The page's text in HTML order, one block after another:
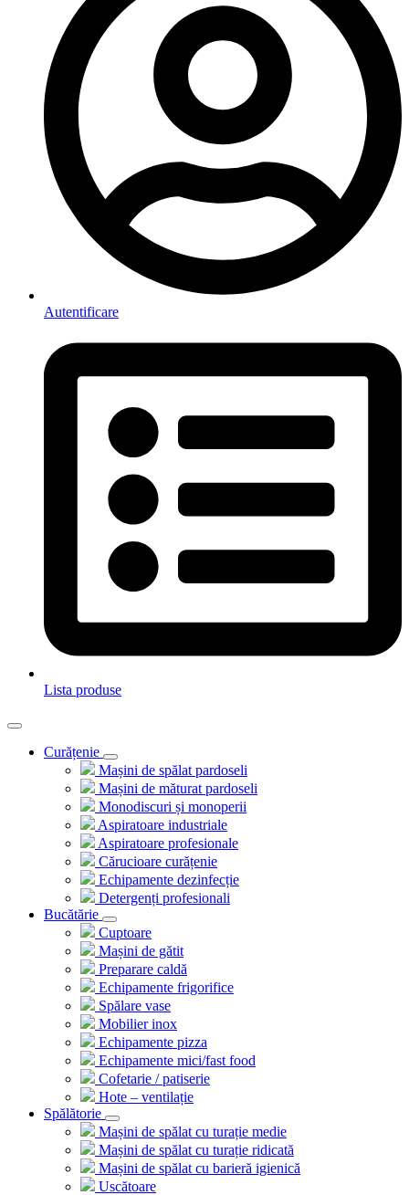
Autentificare
Lista produse
Curățenie
Mașini de spălat pardoseli
Mașini de măturat pardoseli
Monodiscuri și monoperii
Aspiratoare industriale
Aspiratoare profesionale
Cărucioare curățenie
Echipamente dezinfecție
Detergenți profesionali
Bucătărie
Cuptoare
Mașini de gătit
Preparare caldă
Echipamente frigorifice
Spălare vase
Mobilier inox
Echipamente pizza
Echipamente mici/fast food
Cofetarie / patiserie
Hote – ventilație
Spălătorie
Mașini de spălat cu turație medie
Mașini de spălat cu turație ridicată
Mașini de spălat cu barieră igienică
Uscătoare